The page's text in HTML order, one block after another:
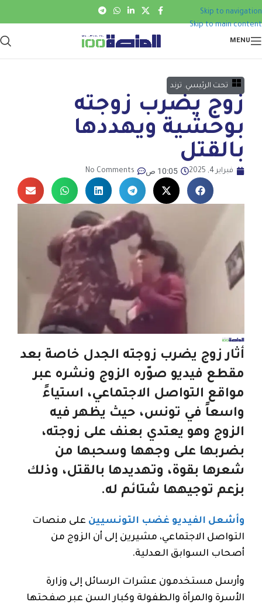
Skip to navigation
Skip to main content
MENU
تحت الرئيسي ترند
زوج يضرب زوجته
بوحشية ويهددها
بالقتل
فبراير 4, 2025 10:05 ص No Comments
أثار زوج يضرب زوجته الجدل خاصة بعد
مقطع فيديو صوّره الزوج ونشره عبر
مواقع التواصل الاجتماعي، استياءً
واسعاً في تونس، حيث يظهر فيه
الزوج وهو يعتدي بعنف على زوجته،
بضربها على وجهها وسحبها من
شعرها بقوة، وتهديدها بالقتل، وذلك
بزعم توجيهها شتائم له.
وأشعل الفيديو غضب التونسيين على منصات
التواصل الاجتماعي، مشيرين إلى أن الزوج من
أصحاب السوابق العدلية.
وأرسل مستخدمون عشرات الرسائل إلى وزارة
الأسرة والمرأة والطفولة وكبار السن عبر صفحتها